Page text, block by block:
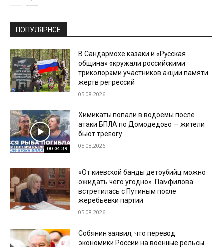
ПОПУЛЯРНОЕ
В Сандармохе казаки и «Русская
община» окружали российскими
триколорами участников акции памяти
жертв репрессий
05.08.2026
00:04:39
Химикаты попали в водоемы после
атаки БПЛА по Домодедово — жители
бьют тревогу
05.08.2026
«От киевской банды детоубийц можно
ожидать чего угодно». Памфилова
встретилась с Путиным после
жеребьевки партий
05.08.2026
Собянин заявил, что перевод
экономики России на военные рельсы